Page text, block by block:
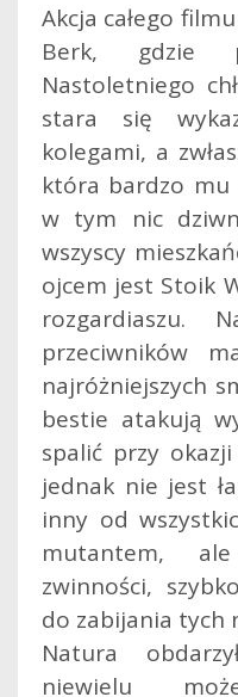
Akcja całego
Berk, gdzie
Nastoletniego
stara się
kolegami, a
która bardzo mu
w tym nic
wszyscy
ojcem jest Stoik
rozgardiaszu.
przeciwników
najróżniejszych
bestie atakują
spalić przy
jednak nie jest
inny od
mutantem,
zwinności,
do zabijania tych
Natura
niewielu